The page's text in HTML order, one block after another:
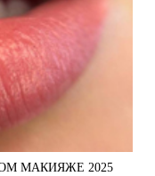
МАКИЯЖЕ 2025